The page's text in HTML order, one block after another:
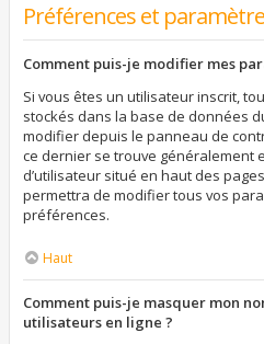
Préférences et
Comment puis-je modifier mes
Si vous êtes un utilisateur inscrit,
stockés dans la base de données
modifier depuis le panneau de
ce dernier se trouve généralement
d’utilisateur situé en haut des
permettra de modifier tous vos
préférences.
Haut
Comment puis-je masquer mon
utilisateurs en ligne ?